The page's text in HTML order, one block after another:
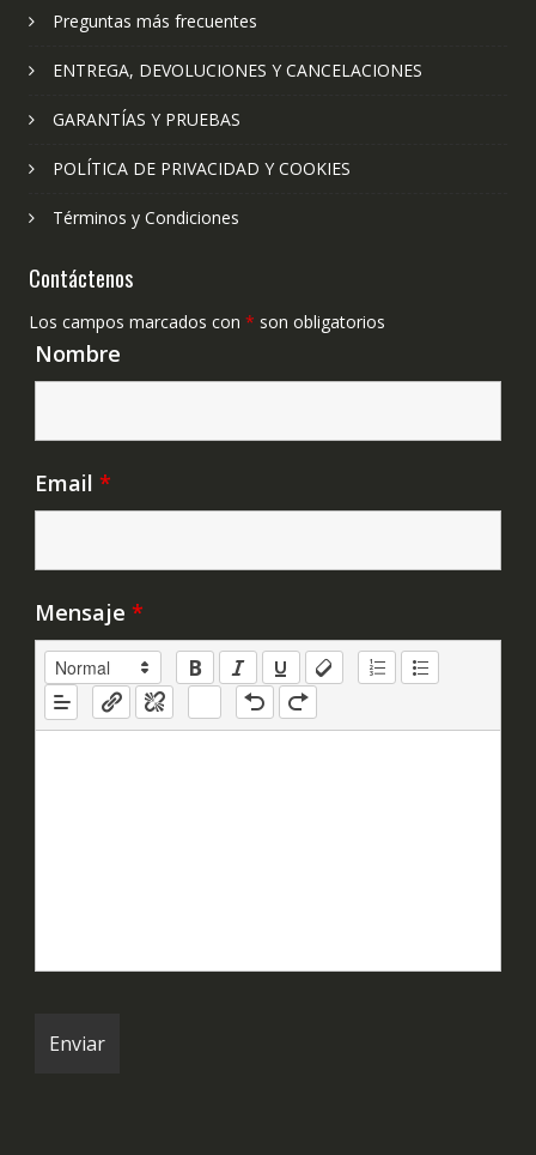
Preguntas más frecuentes
ENTREGA, DEVOLUCIONES Y CANCELACIONES
GARANTÍAS Y PRUEBAS
POLÍTICA DE PRIVACIDAD Y COOKIES
Términos y Condiciones
Contáctenos
Los campos marcados con * son obligatorios
Nombre
Email *
Mensaje *